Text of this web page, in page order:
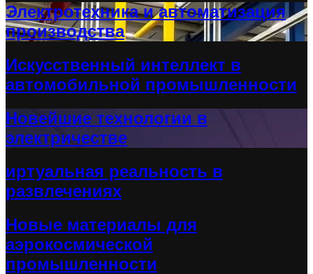
Электротехника и автоматизация
производства
Искусственный интеллект в
автомобильной промышленности
Новейшие технологии в
электричестве
иртуальная реальность в
развлечениях
Новые материалы для
аэрокосмической
промышленности